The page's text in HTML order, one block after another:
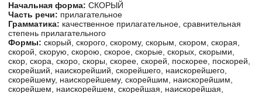
Начальная форма: СКОРЫЙ
Часть речи: прилагательное
Грамматика: качественное прилагательное, сравнительная
степень прилагательного
Формы: скорый, скорого, скорому, скорым, скором, скорая,
скорой, скорую, скорою, скорое, скорые, скорых, скорыми,
скор, скора, скоро, скоры, скорее, скорей, поскорее, поскорей,
скорейший, наискорейший, скорейшего, наискорейшего,
скорейшему, наискорейшему, скорейшим, наискорейшим,
скорейшем, наискорейшем, скорейшая, наискорейшая,